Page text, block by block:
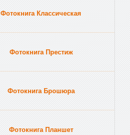
Фотокнига Классическая
Фотокнига Престиж
Фотокнига Брошюра
Фотокнига Планшет